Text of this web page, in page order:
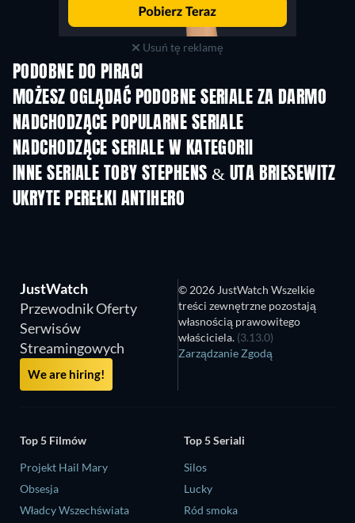
Usuń tę reklamę
PODOBNE DO PIRACI
TV
MOŻESZ OGLĄDAĆ PODOBNE SERIALE ZA DARMO
TV TV
NADCHODZĄCE POPULARNE SERIALE
TV TV
NADCHODZĄCE SERIALE W KATEGORII
Sezon 2 Sezon 1
INNE SERIALE TOBY STEPHENS & UTA BRIESEWITZ
UKRYTE PEREŁKI ANTIHERO
TV
JustWatch
Przewodnik Oferty
Serwisów
Streamingowych
We are hiring!
© 2026 JustWatch Wszelkie
treści zewnętrzne pozostają
własnością prawowitego
właściciela. (3.13.0)
Zarządzanie Zgodą
Top 5 Filmów
Projekt Hail Mary
Obsesja
Władcy Wszechświata
Top 5 Seriali
Silos
Lucky
Ród smoka